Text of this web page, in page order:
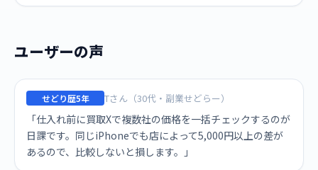
ユーザーの声
せどり歴5年 Tさん（30代・副業せどらー）
「仕入れ前に買取Xで複数社の価格を一括チェックするのが
日課です。同じiPhoneでも店によって5,000円以上の差が
あるので、比較しないと損します。」